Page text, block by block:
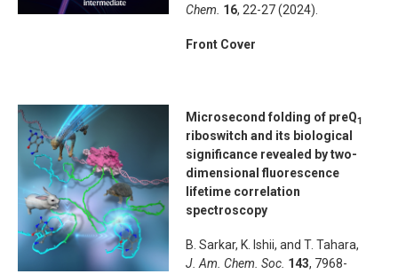
Chem. 16, 22-27 (2024).
Front Cover
Microsecond folding of preQ1
riboswitch and its biological
significance revealed by two-
dimensional fluorescence
lifetime correlation
spectroscopy
B. Sarkar, K. Ishii, and T. Tahara,
J. Am. Chem. Soc. 143, 7968-